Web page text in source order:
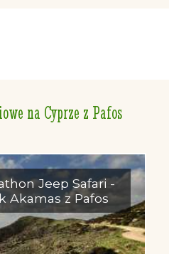
na Cyprze z Pafos
Jeep Safari -
Akamas z Pafos